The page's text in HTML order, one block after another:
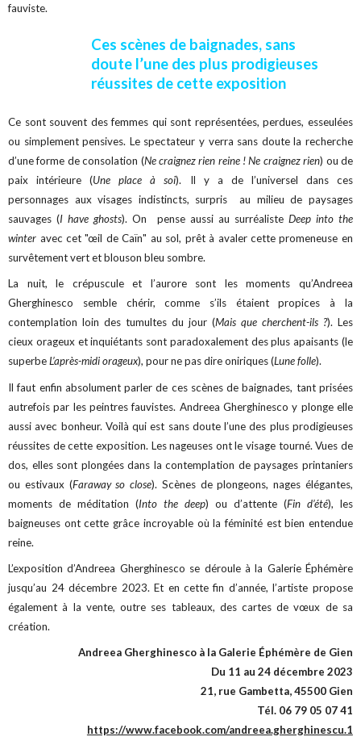
fauviste.
Ces scènes de baignades, sans
doute l’une des plus prodigieuses
réussites de cette exposition
Ce sont souvent des femmes qui sont représentées, perdues, esseulées
ou simplement pensives. Le spectateur y verra sans doute la recherche
d’une forme de consolation (Ne craignez rien reine ! Ne craignez rien) ou de
paix intérieure (Une place à soi). Il y a de l’universel dans ces
personnages aux visages indistincts, surpris au milieu de paysages
sauvages (I have ghosts). On pense aussi au surréaliste Deep into the
winter avec cet "œil de Caïn" au sol, prêt à avaler cette promeneuse en
survêtement vert et blouson bleu sombre.
La nuit, le crépuscule et l’aurore sont les moments qu’Andreea
Gherghinesco semble chérir, comme s’ils étaient propices à la
contemplation loin des tumultes du jour (Mais que cherchent-ils ?). Les
cieux orageux et inquiétants sont paradoxalement des plus apaisants (le
superbeL’après-midi orageux), pour ne pas dire oniriques (Lune folle).
Il faut enfin absolument parler de ces scènes de baignades, tant prisées
autrefois par les peintres fauvistes. Andreea Gherghinesco y plonge elle
aussi avec bonheur. Voilà qui est sans doute l’une des plus prodigieuses
réussites de cette exposition. Les nageuses ont le visage tourné. Vues de
dos, elles sont plongées dans la contemplation de paysages printaniers
ou estivaux (Faraway so close). Scènes de plongeons, nages élégantes,
moments de méditation (Into the deep) ou d’attente (Fin d’été), les
baigneuses ont cette grâce incroyable où la féminité est bien entendue
reine.
L’exposition d’Andreea Gherghinesco se déroule à la Galerie Éphémère
jusqu’au 24 décembre 2023. Et en cette fin d’année, l’artiste propose
également à la vente, outre ses tableaux, des cartes de vœux de sa
création.
Andreea Gherghinesco à la Galerie Éphémère de Gien
Du 11 au 24 décembre 2023
21, rue Gambetta, 45500 Gien
Tél. 06 79 05 07 41
https://www.facebook.com/andreea.gherghinescu.1